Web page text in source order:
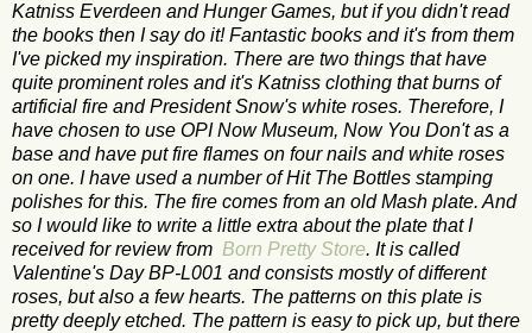
Katniss Everdeen and Hunger Games, but if you didn't read
the books then I say do it! Fantastic books and it's from them
I've picked my inspiration. There are two things that have
quite prominent roles and it's Katniss clothing that burns of
artificial fire and President Snow's white roses. Therefore, I
have chosen to use OPI Now Museum, Now You Don't as a
base and have put fire flames on four nails and white roses
on one. I have used a number of Hit The Bottles stamping
polishes for this. The fire comes from an old Mash plate. And
so I would like to write a little extra about the plate that I
received for review from Born Pretty Store. It is called
Valentine's Day BP-L001 and consists mostly of different
roses, but also a few hearts. The patterns on this plate is
pretty deeply etched. The pattern is easy to pick up, but there